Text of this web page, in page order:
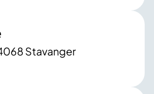
Stavanger